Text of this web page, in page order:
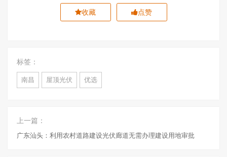
收藏 点赞
标签：
南昌 屋顶光伏 优选
上一篇：
广东汕头：利用农村道路建设光伏廊道无需办理建设用地审批